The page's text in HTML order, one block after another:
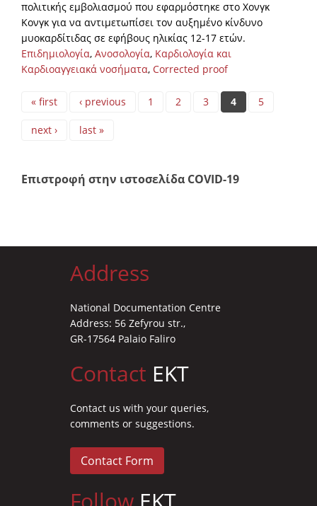
πολιτικής εμβολιασμού που εφαρμόστηκε στο Χονγκ
Κονγκ για να αντιμετωπίσει τον αυξημένο κίνδυνο
μυοκαρδίτιδας σε εφήβους ηλικίας 12-17 ετών.
Επιδημιολογία, Ανοσολογία, Καρδιολογία και
Καρδιοαγγειακά νοσήματα, Corrected proof
Pages
« first ‹ previous 1 2 3 4 5
next › last »
Επιστροφή στην ιστοσελίδα COVID-19
Address
National Documentation Centre
Address: 56 Zefyrou str.,
GR-17564 Palaio Faliro
Contact EKT
Contact us with your queries,
comments or suggestions.
Contact Form